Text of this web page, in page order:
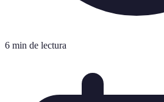
6 min de lectura